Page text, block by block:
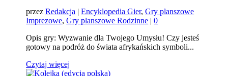
przezRedakcja |Encyklopedia Gier,Gry planszowe
Imprezowe,Gry planszowe Rodzinne |0
Opis gry: Wyzwanie dla Twojego Umysłu! Czy jesteś
gotowy na podróż do świata afrykańskich symboli...
Czytaj więcej